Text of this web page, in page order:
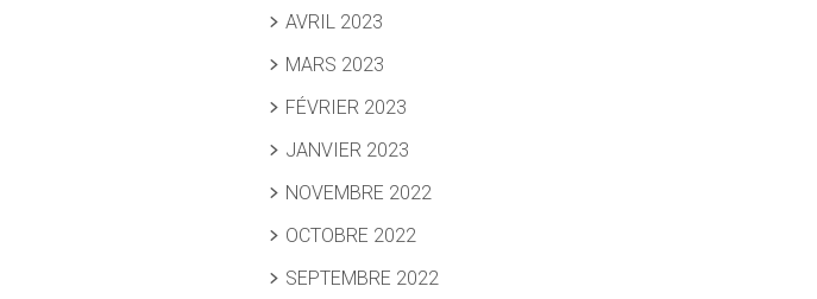
AVRIL 2023
MARS 2023
FÉVRIER 2023
JANVIER 2023
NOVEMBRE 2022
OCTOBRE 2022
SEPTEMBRE 2022